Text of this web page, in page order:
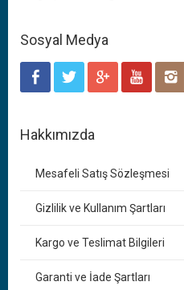
Sosyal Medya
Hakkımızda
Mesafeli Satış Sözleşmesi
Gizlilik ve Kullanım Şartları
Kargo ve Teslimat Bilgileri
Garanti ve İade Şartları